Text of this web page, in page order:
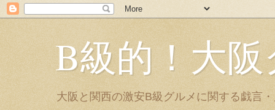
B級的！大
大阪と関西の激安B級グルメに関する戯言